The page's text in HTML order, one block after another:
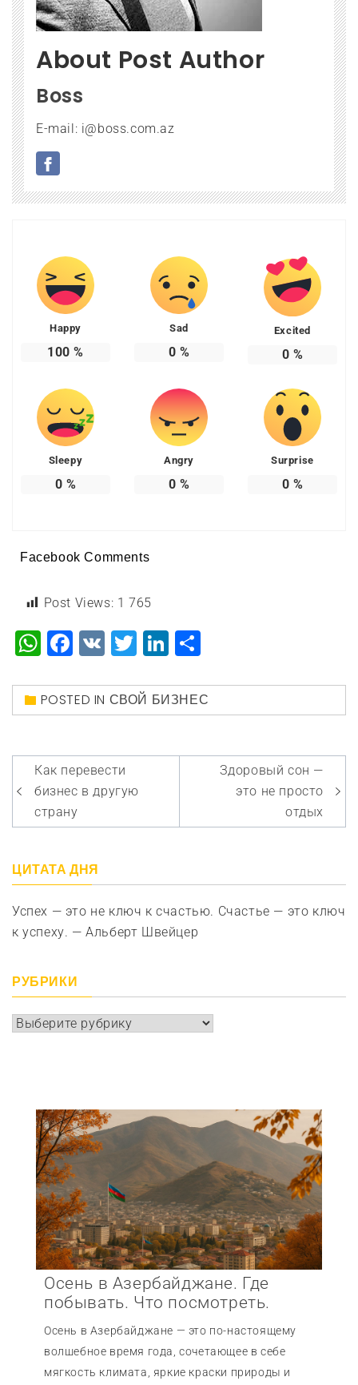
About Post Author
Boss
E-mail: i@boss.com.az
Happy
100 %
Sad
0 %
Excited
0 %
Sleepy
0 %
Angry
0 %
Surprise
0 %
Facebook Comments
Post Views: 1 765
WhatsApp
Facebook
VK TwitterLinkedIn
POSTED IN СВОЙ БИЗНЕС
Навигация
по
записям
Как перевести
бизнес в другую
страну
Здоровый сон —
это не просто
отдых
ЦИТАТА ДНЯ
Успех — это не ключ к счастью. Счастье — это ключ
к успеху. — Альберт Швейцер
РУБРИКИ
Рубрики
Осень в Азербайджане. Где
побывать. Что посмотреть.
Осень в Азербайджане — это по-настоящему
волшебное время года, сочетающее в себе
мягкость климата, яркие краски природы и